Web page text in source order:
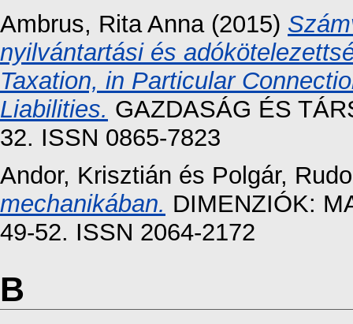
Ambrus, Rita Anna(2015)
nyilvántartási és
Taxation, in Particular
Liabilities. GAZDASÁG ÉS
32. ISSN 0865-7823
Andor, Krisztián és Polgár,
mechanikában. DIMENZIÓK:
49-52. ISSN 2064-2172
B